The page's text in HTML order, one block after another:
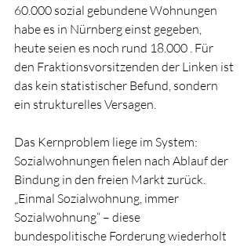
60.000 sozial gebundene Wohnungen
habe es in Nürnberg einst gegeben,
heute seien es noch rund 18.000 . Für
den Fraktionsvorsitzenden der Linken ist
das kein statistischer Befund, sondern
ein strukturelles Versagen.
Das Kernproblem liege im System:
Sozialwohnungen fielen nach Ablauf der
Bindung in den freien Markt zurück.
„Einmal Sozialwohnung, immer
Sozialwohnung“ – diese
bundespolitische Forderung wiederholt